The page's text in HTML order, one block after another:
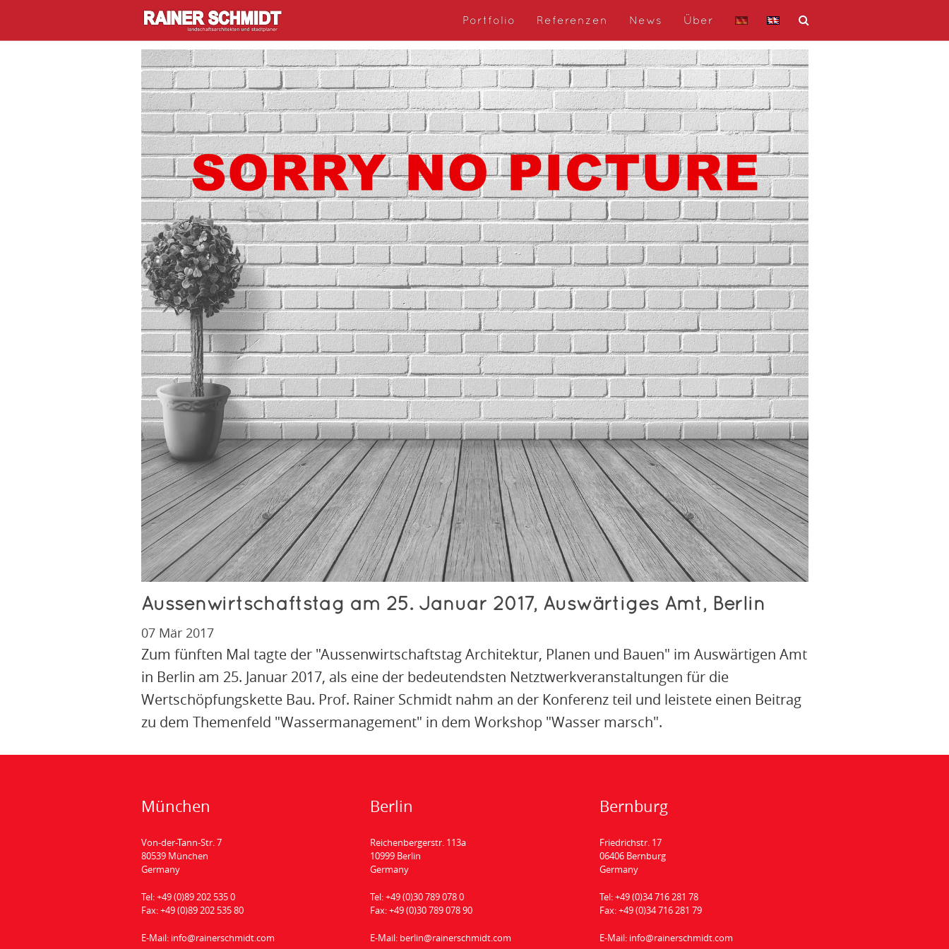
Portfolio Referenzen News Über
Aussenwirtschaftstag am 25. Januar 2017, Auswärtiges Amt, Berlin
07 Mär 2017
Zum fünften Mal tagte der "Aussenwirtschaftstag Architektur, Planen und Bauen" im Auswärtigen Amt
in Berlin am 25. Januar 2017, als eine der bedeutendsten Netztwerkveranstaltungen für die
Wertschöpfungskette Bau. Prof. Rainer Schmidt nahm an der Konferenz teil und leistete einen Beitrag
zu dem Themenfeld "Wassermanagement" in dem Workshop "Wasser marsch".
München
Von-der-Tann-Str. 7
80539 München
Germany
Tel:+49 (0)89 202 535 0
Fax:+49 (0)89 202 535 80
E-Mail: info@rainerschmidt.com
Berlin
Reichenbergerstr. 113a
10999 Berlin
Germany
Tel:+49 (0)30 789 078 0
Fax:+49 (0)30 789 078 90
E-Mail: berlin@rainerschmidt.com
Bernburg
Friedrichstr. 17
06406 Bernburg
Germany
Tel:+49 (0)34 716 281 78
Fax:+49 (0)34 716 281 79
E-Mail: info@rainerschmidt.com